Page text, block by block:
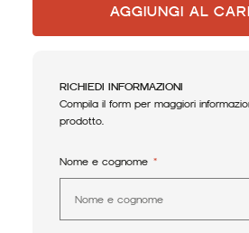
AGGIUNGI AL
RICHIEDI INFORMAZIONI
Compila il form per maggiori
prodotto.
Nome e cognome